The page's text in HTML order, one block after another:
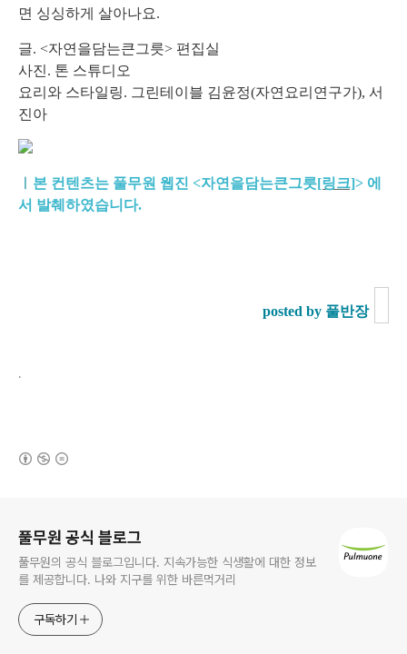
면 싱싱하게 살아나요.
글. <자연을담는큰그릇> 편집실
사진. 톤 스튜디오
요리와 스타일링. 그린테이블 김윤정(자연요리연구가), 서
진아
본 컨텐츠는 풀무원 웹진 <자연을담는큰그릇[링크]> 에
서 발췌하였습니다.
posted by 풀반장
.
풀무원 공식 블로그
풀무원의 공식 블로그입니다. 지속가능한 식생활에 대한 정보
를 제공합니다. 나와 지구를 위한 바른먹거리
구독하기